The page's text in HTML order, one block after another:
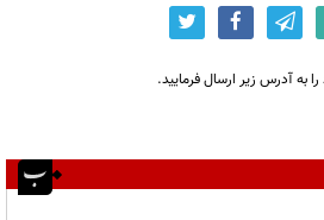
به آدرس زیر ارسال فرمایید.